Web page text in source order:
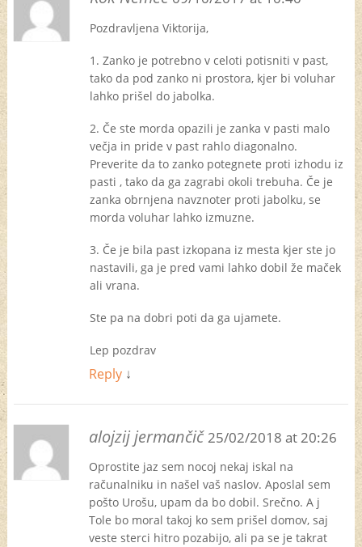
Pozdravljena Viktorija,
1. Zanko je potrebno v celoti potisniti v past,
tako da pod zanko ni prostora, kjer bi voluhar
lahko prišel do jabolka.
2. Če ste morda opazili je zanka v pasti malo
večja in pride v past rahlo diagonalno.
Preverite da to zanko potegnete proti izhodu iz
pasti , tako da ga zagrabi okoli trebuha. Če je
zanka obrnjena navznoter proti jabolku, se
morda voluhar lahko izmuzne.
3. Če je bila past izkopana iz mesta kjer ste jo
nastavili, ga je pred vami lahko dobil že maček
ali vrana.
Ste pa na dobri poti da ga ujamete.
Lep pozdrav
Reply ↓
alojzij jermančič25/02/2018 at 20:26
Oprostite jaz sem nocoj nekaj iskal na
računalniku in našel vaš naslov. Aposlal sem
pošto Urošu, upam da bo dobil. Srečno. A j
Tole bo moral takoj ko sem prišel domov, saj
veste sterci hitro pozabijo, ali pa se je takrat